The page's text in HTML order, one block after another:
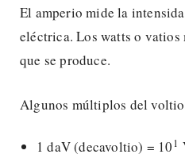
El amperio mide la
eléctrica. Los watts o
que se produce.
Algunos múltiplos del voltio
1 daV (decavoltio) = 101